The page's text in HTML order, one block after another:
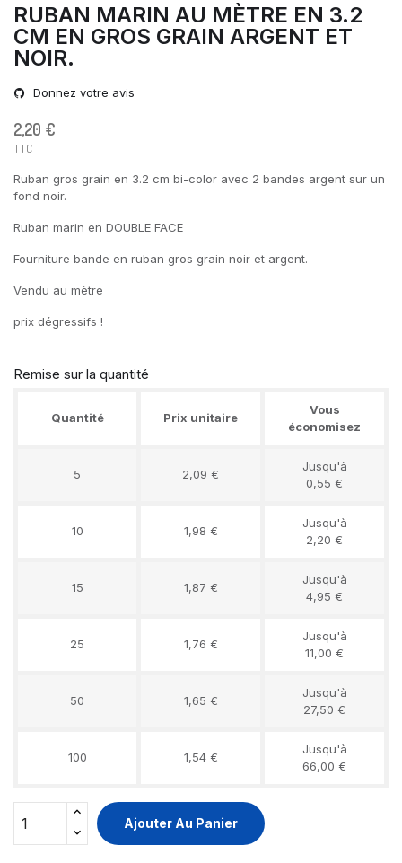
RUBAN MARIN AU MÈTRE EN 3.2
CM EN GROS GRAIN ARGENT ET
NOIR.
Donnez votre avis
2,20 €
TTC
Ruban gros grain en 3.2 cm bi-color avec 2 bandes argent sur un
fond noir.
Ruban marin en DOUBLE FACE
Fourniture bande en ruban gros grain noir et argent.
Vendu au mètre
prix dégressifs !
Remise sur la quantité
Quantité Prix unitaire
Vous
économisez
5 2,09 €
Jusqu'à
0,55 €
10 1,98 €
Jusqu'à
2,20 €
15 1,87 €
Jusqu'à
4,95 €
25 1,76 €
Jusqu'à
11,00 €
50 1,65 €
Jusqu'à
27,50 €
100 1,54 €
Jusqu'à
66,00 €
Ajouter Au Panier